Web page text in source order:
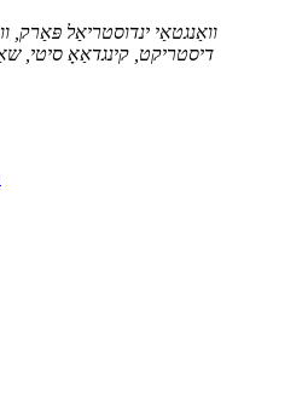
וואַנגטאַי ינדוסטריאַל פּאַרק,
דיסטריקט, קינגדאַאָ סיטי,